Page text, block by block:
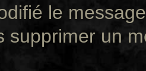
le
supprimer un